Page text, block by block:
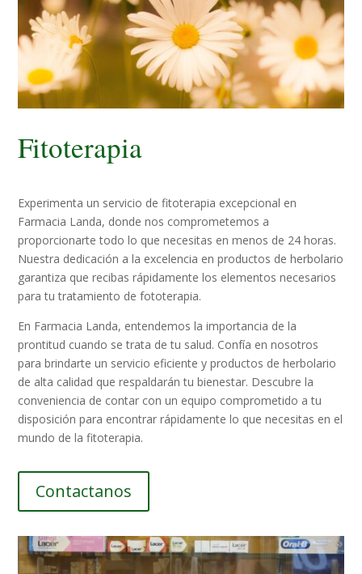
Fitoterapia
Experimenta un servicio de fitoterapia excepcional en
Farmacia Landa, donde nos comprometemos a
proporcionarte todo lo que necesitas en menos de 24 horas.
Nuestra dedicación a la excelencia en productos de herbolario
garantiza que recibas rápidamente los elementos necesarios
para tu tratamiento de fototerapia.
En Farmacia Landa, entendemos la importancia de la
prontitud cuando se trata de tu salud. Confía en nosotros
para brindarte un servicio eficiente y productos de herbolario
de alta calidad que respaldarán tu bienestar. Descubre la
conveniencia de contar con un equipo comprometido a tu
disposición para encontrar rápidamente lo que necesitas en el
mundo de la fitoterapia.
Contactanos